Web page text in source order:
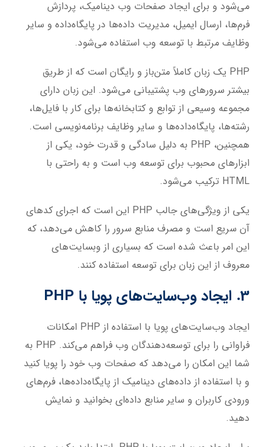
می‌شود و برای ایجاد صفحات وب دینامیک، پردازش
فرم‌ها، ارسال ایمیل، مدیریت داده‌ها در پایگاه‌داده و سایر
وظایف مرتبط با توسعه وب استفاده می‌شود.
PHP یک زبان کاملاً متن‌باز و رایگان است که از طریق
بیشتر سرورهای وب پشتیبانی می‌شود. این زبان دارای
مجموعه وسیعی از توابع و کتابخانه‌ها برای کار با فایل‌ها،
رشته‌ها، پایگاه‌داده‌ها و سایر وظایف برنامه‌نویسی است.
همچنین، PHP به دلیل سادگی و قدرت خود، یکی از
ابزارهای محبوب برای توسعه وب است و به راحتی با
HTML ترکیب می‌شود.
یکی از ویژگی‌های جالب PHP این است که اجرای کدهای
آن سریع است و مصرف منابع سرور را کاهش می‌دهد، که
این امر باعث شده است که بسیاری از وبسایت‌های
معروف از این زبان برای توسعه استفاده کنند.
3. ایجاد وب‌سایت‌های پویا با PHP
ایجاد وب‌سایت‌های پویا با استفاده از PHP امکانات
فراوانی را برای توسعه‌دهندگان وب فراهم می‌کند. PHP به
شما این امکان را می‌دهد که صفحات وب خود را پویا کنید
و با استفاده از داده‌های دینامیک از پایگاه‌داده‌ها، فرم‌های
ورودی کاربران و سایر منابع داده‌ای بخوانید و نمایش
دهید.